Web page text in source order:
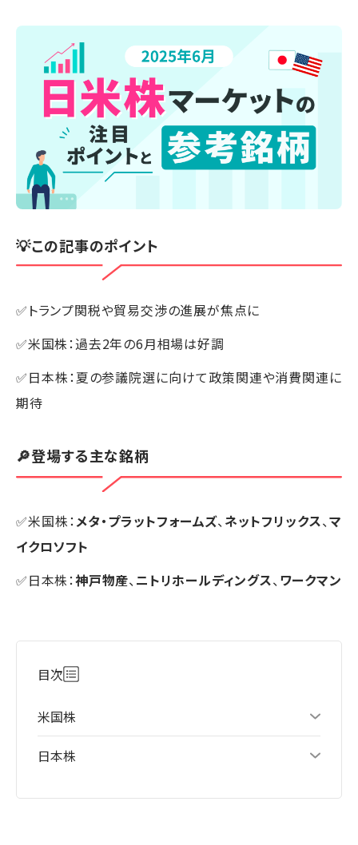
💡この記事のポイント
✅トランプ関税や貿易交渉の進展が焦点に
✅米国株：過去2年の6月相場は好調
✅日本株：夏の参議院選に向けて政策関連や消費関連に
期待
🔎登場する主な銘柄
✅米国株：メタ・プラットフォームズ、ネットフリックス、マ
イクロソフト
✅日本株：神戸物産、ニトリホールディングス、ワークマン
目次
米国株
日本株